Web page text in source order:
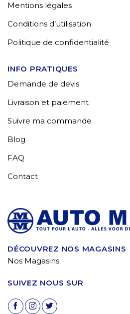
Mentions légales
Conditions d’utilisation
Politique de confidentialité
INFO PRATIQUES
Demande de devis
Livraison et paiement
Suivre ma commande
Blog
FAQ
Contact
DÉCOUVREZ NOS MAGASINS
Nos Magasins
SUIVEZ NOUS SUR